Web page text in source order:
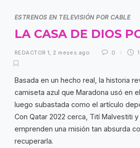
ESTRENOS EN TELEVISIÓN POR CABLE
LA CASA DE DIOS
REDACTOR 1 2 meses ago 0
Basada en un hecho real, la historia
camiseta azul que Maradona usó en el
luego subastada como el artículo
Con Qatar 2022 cerca, Tití Malvestiti y
emprenden una misión tan absurda
recuperarla.